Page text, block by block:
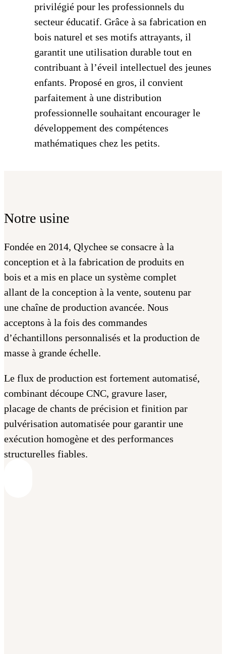
privilégié pour les professionnels du
secteur éducatif. Grâce à sa fabrication en
bois naturel et ses motifs attrayants, il
garantit une utilisation durable tout en
contribuant à l’éveil intellectuel des jeunes
enfants. Proposé en gros, il convient
parfaitement à une distribution
professionnelle souhaitant encourager le
développement des compétences
mathématiques chez les petits.
Notre usine
Fondée en 2014, Qlychee se consacre à la
conception et à la fabrication de produits en
bois et a mis en place un système complet
allant de la conception à la vente, soutenu par
une chaîne de production avancée. Nous
acceptons à la fois des commandes
d’échantillons personnalisés et la production de
masse à grande échelle.
Le flux de production est fortement automatisé,
combinant découpe CNC, gravure laser,
placage de chants de précision et finition par
pulvérisation automatisée pour garantir une
exécution homogène et des performances
structurelles fiables.